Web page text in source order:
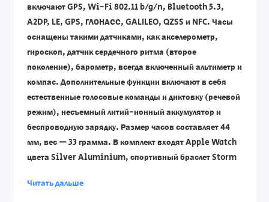
включают GPS, Wi-Fi 802.11 b/g/n, Bluetooth 5.3,
A2DP, LE, GPS, ГЛОНАСС, GALILEO, QZSS и NFC. Часы
оснащены такими датчиками, как акселерометр,
гироскоп, датчик сердечного ритма (второе
поколение), барометр, всегда включенный альтиметр и
компас. Дополнительные функции включают в себя
естественные голосовые команды и диктовку (речевой
режим), несъемный литий-ионный аккумулятор и
беспроводную зарядку. Размер часов составляет 44
мм, вес — 33 грамма. В комплект входят Apple Watch
цвета Silver Aluminium, спортивный браслет Storm
для зарядки USB-C длиной 1 метр. Официальная
Читать дальше